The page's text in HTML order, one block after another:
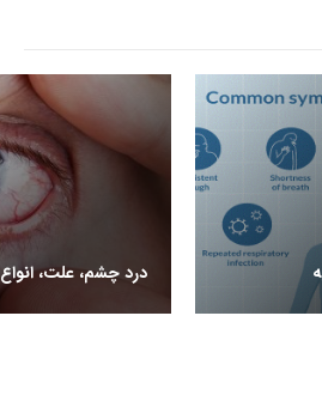
درد چشم، علت،